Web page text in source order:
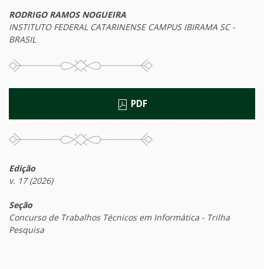
RODRIGO RAMOS NOGUEIRA
INSTITUTO FEDERAL CATARINENSE CAMPUS IBIRAMA SC -
BRASIL
PDF
Edição
v. 17 (2026)
Seção
Concurso de Trabalhos Técnicos em Informática - Trilha
Pesquisa